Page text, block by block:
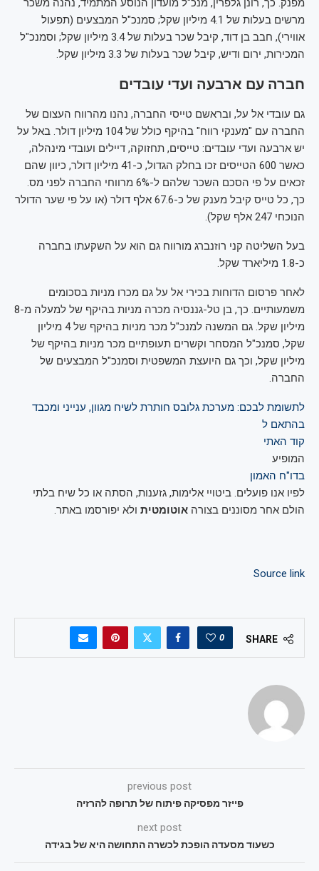
מפנק. כך, רונן גלפרין, מנכ"ל מועדון הנוסע המתמיד, נהנה משכר
מרשים בעלות של 4.1 מיליון שקל; סמנכ"ל המבצעים (תפעול
אווירי), חבב בן דוד, קיבל שכר בעלות של 3.4 מיליון שקל; וסמנכ"ל
המכירות, ירום ודיש, קיבל שכר בעלות של 3.3 מיליון שקל.
חברה עם ארבעה ועדי עובדים
גם עובדי אל על, ובראשם טייסי החברה, נהנו מהרווח העצום של
החברה עם "מענקי רווח" בהיקף כולל של 104 מיליון דולר. באל על
יש ארבעה ועדי עובדים: טייסים, תחזוקה, דיילים ועובדי מינהלה,
כאשר 600 הטייסים זכו בחלק הגדול, כ-41 מיליון דולר, כיוון שהם
זכאים על פי הסכם השכר שלהם ל-6% מרווחי החברה לפני מס.
כך, כל טייס קיבל מענק של כ-67.6 אלף דולר (או על פי שער הדולר
הנוכחי 247 אלף שקל).
בעל השליטה קני רוזנברג מורווח גם הוא על השקעתו בחברה
כ-1.8 מיליארד שקל.
לאחר פרסום הדוחות בכירי אל על גם מכרו מניות בסכומים
משמעותיים. כך, בן טל-גננסיה מכרה מניות בהיקף של למעלה מ-8
מיליון שקל. גם המשנה למנכ"ל מכר מניות בהיקף של 4 מיליון
שקל, סמנכ"ל המסחר וקשרים תעופתיים מכר מניות בהיקף של
מיליון שקל, וכך גם היועצת המשפטית וסמנכ"ל המבצעים של
החברה.
לתשומת לבכם: מערכת גלובס חותרת לשיח מגוון, ענייני ומכבד
בהתאם ל
קוד האתי
המופיע
בדו"ח האמון
לפיו אנו פועלים. ביטויי אלימות, גזענות, הסתה או כל שיח בלתי
הולם אחר מסוננים בצורה אוטומטית ולא יפורסמו באתר.
Source link
SHARE
0
previous post
פייזר מפסיקה פיתוח של תרופה להרזיה
next post
כשעוד מסעדה הופכת לכשרה התחושה היא של בגידה